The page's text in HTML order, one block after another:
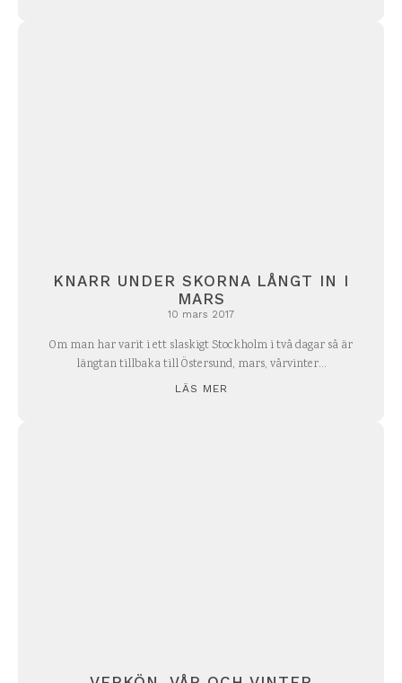
KNARR UNDER SKORNA LÅNGT IN I
MARS
10 mars 2017
Om man har varit i ett slaskigt Stockholm i två dagar så är
längtan tillbaka till Östersund, mars, vårvinter...
LÄS MER